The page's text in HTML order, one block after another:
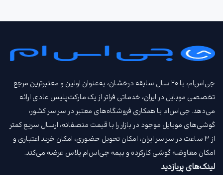
جی‌اس‌ام، با ۲۰ سال سابقه درخشان، به‌عنوان اولین و معتبرترین مرجع
تخصصی موبایل در ایران، خدماتی فراتر از یک مارکت‌پلیس عادی ارائه
می‌دهد. جی‌اس‌ام با همکاری فروشگاه‌های معتبر در سراسر کشور،
گوشی‌های موبایل موجود در بازار را با قیمت‌ منصفانه، ارسال سریع کمتر
از ۳ ساعت در سراسر ایران، امکان تحویل حضوری، امکان خرید اعتباری و
امکان معاوضه گوشی کارکرده و بیمه جی‌اس‌ام‌ پلاس عرضه می‌کند.
لینک‌های پربازدید